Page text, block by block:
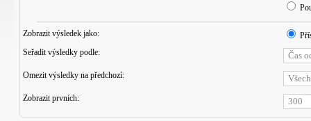
Zobrazit výsledek jako:
Seřadit výsledky podle:
Omezit výsledky na předchozí:
Zobrazit prvních: